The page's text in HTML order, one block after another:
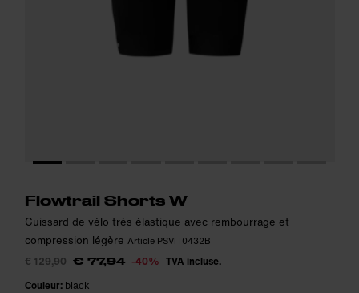
Flowtrail Shorts W
Cuissard de vélo très élastique avec rembourrage et
compression légère Article PSVIT0432B
€ 129,90 € 77,94 -40% TVA incluse.
Couleur: black